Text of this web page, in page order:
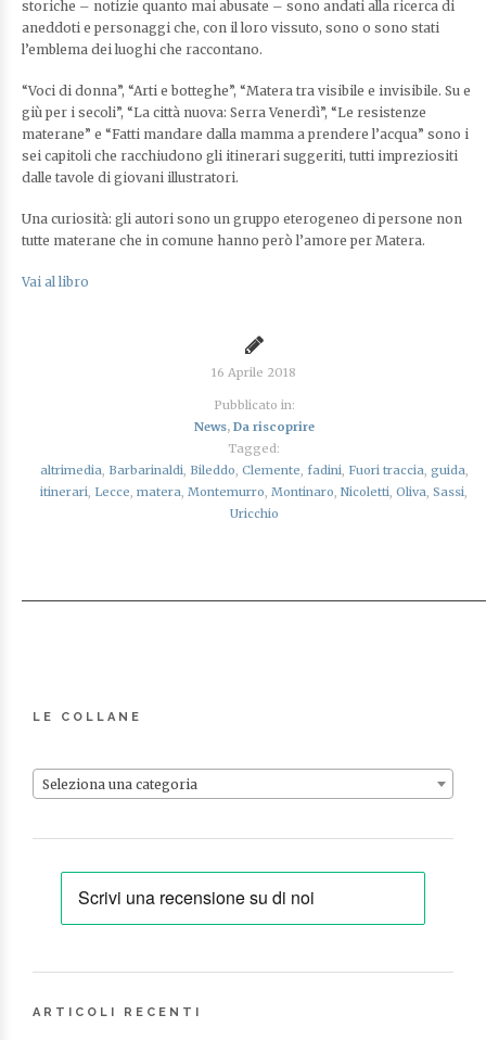
storiche – notizie quanto mai abusate – sono andati alla ricerca di
aneddoti e personaggi che, con il loro vissuto, sono o sono stati
l’emblema dei luoghi che raccontano.
“Voci di donna”, “Arti e botteghe”, “Matera tra visibile e invisibile. Su e
giù per i secoli”, “La città nuova: Serra Venerdì”, “Le resistenze
materane” e “Fatti mandare dalla mamma a prendere l’acqua” sono i
sei capitoli che racchiudono gli itinerari suggeriti, tutti impreziositi
dalle tavole di giovani illustratori.
Una curiosità: gli autori sono un gruppo eterogeneo di persone non
tutte materane che in comune hanno però l’amore per Matera.
Vai al libro
16 Aprile 2018
Pubblicato in:
News, Da riscoprire
Tagged:
altrimedia, Barbarinaldi, Bileddo, Clemente, fadini, Fuori traccia, guida,
itinerari, Lecce, matera, Montemurro, Montinaro, Nicoletti, Oliva, Sassi,
Uricchio
LE COLLANE
Seleziona una categoria
ARTICOLI RECENTI